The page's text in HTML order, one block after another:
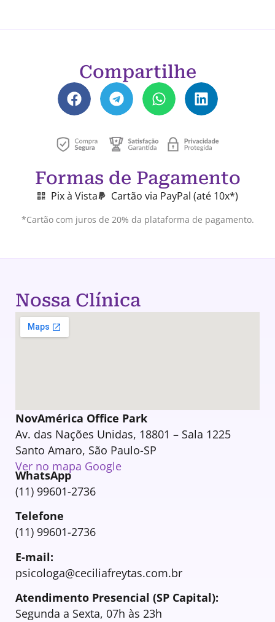
Compartilhe
Formas de Pagamento
Pix à Vista Cartão via PayPal (até 10x*)
*Cartão com juros de 20% da plataforma de pagamento.
Nossa Clínica
NovAmérica Office Park
Av. das Nações Unidas, 18801 – Sala 1225
Santo Amaro, São Paulo-SP
Ver no mapa Google
WhatsApp
(11) 99601-2736
Telefone
(11) 99601-2736
E-mail:
psicologa@ceciliafreytas.com.br
Atendimento Presencial (SP Capital):
Segunda a Sexta, 07h às 23h